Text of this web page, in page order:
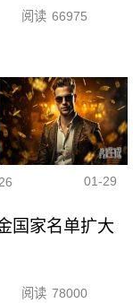
阅读 66975
01-29
国家名单扩大
阅读 78000